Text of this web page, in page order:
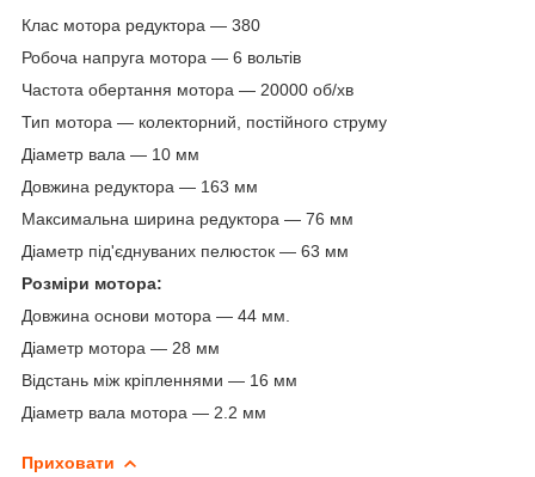
Клас мотора редуктора — 380
Робоча напруга мотора — 6 вольтів
Частота обертання мотора — 20000 об/хв
Тип мотора — колекторний, постійного струму
Діаметр вала — 10 мм
Довжина редуктора — 163 мм
Максимальна ширина редуктора — 76 мм
Діаметр під'єднуваних пелюсток — 63 мм
Розміри мотора:
Довжина основи мотора — 44 мм.
Діаметр мотора — 28 мм
Відстань між кріпленнями — 16 мм
Діаметр вала мотора — 2.2 мм
Приховати